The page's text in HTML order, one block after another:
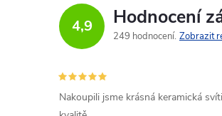
4,9 Hodnocení
249 hodnocení Zobrazit
Nakoupili jsme krásná keramická